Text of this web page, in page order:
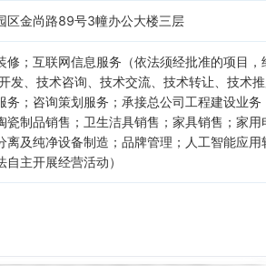
区金尚路89号3幢办公大楼三层
；互联网信息服务（依法须经批准的项目
发、技术咨询、技术交流、技术转让、技术
；咨询策划服务；承接总公司工程建设业
制品销售；卫生洁具销售；家具销售；家
及纯净设备制造；品牌管理；人工智能应
主开展经营活动）